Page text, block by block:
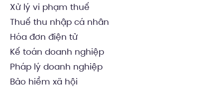
Xử lý vi phạm thuế
Thuế thu nhập cá nhân
Hóa đơn điện tử
Kế toán doanh nghiệp
Pháp lý doanh nghiệp
Bảo hiểm xã hội